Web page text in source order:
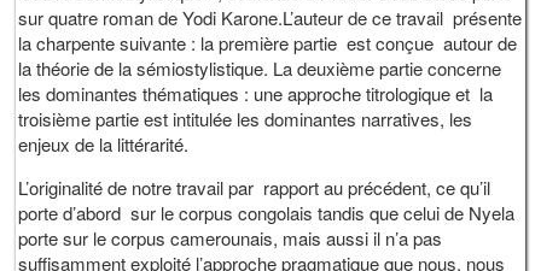
sur quatre roman de Yodi Karone.L’auteur de ce travail présente
la charpente suivante : la première partie est conçue autour de
la théorie de la sémiostylistique. La deuxième partie concerne
les dominantes thématiques : une approche titrologique et la
troisième partie est intitulée les dominantes narratives, les
enjeux de la littérarité.
L’originalité de notre travail par rapport au précédent, ce qu’il
porte d’abord sur le corpus congolais tandis que celui de Nyela
porte sur le corpus camerounais, mais aussi il n’a pas
suffisamment exploité l’approche pragmatique que nous, nous